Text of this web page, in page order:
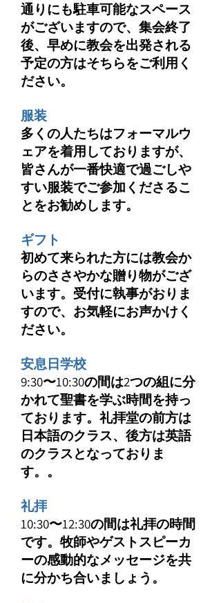
通りにも駐車可能なスペース
がございますので、集会終了
後、早めに教会を出発される
予定の方はそちらをご利用く
ださい。
服装
多くの人たちはフォーマルウ
ェアを着用しておりますが、
皆さんが一番快適で過ごしや
すい服装でご参加くださるこ
とをお勧めします。
ギフト
初めて来られた方には教会か
らのささやかな贈り物がござ
います。受付に執事がおりま
すので、お気軽にお声かけく
ださい。
安息日学校
9:30〜10:30の間は2つの組に分
かれて聖書を学ぶ時間を持っ
ております。礼拝堂の前方は
日本語のクラス、後方は英語
のクラスとなっておりま
す。。
礼拝
10:30〜12:30の間は礼拝の時間
です。牧師やゲストスピーカ
ーの感動的なメッセージを共
に分かち合いましょう。